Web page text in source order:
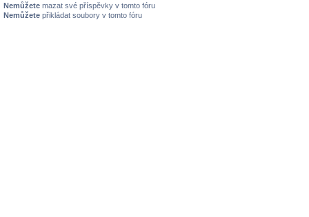
Nemůžete mazat své příspěvky v tomto fóru
Nemůžete přikládat soubory v tomto fóru